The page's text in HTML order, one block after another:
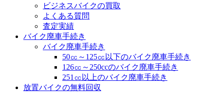
ビジネスバイクの買取
よくある質問
査定実績
バイク廃車手続き
バイク廃車手続き
50㏄～125㏄以下のバイク廃車手続き
126㏄～250ccのバイク廃車手続き
251㏄以上のバイク廃車手続き
放置バイクの無料回収